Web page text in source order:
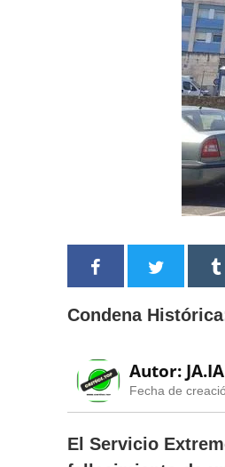
Condena
Autor:
Fecha de
El Servicio